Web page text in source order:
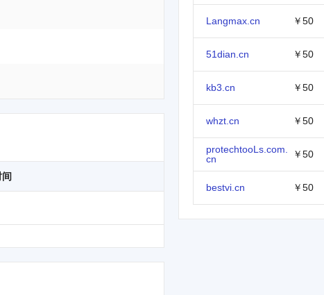
Langmax.cn ￥50
51dian.cn ￥50
kb3.cn ￥50
whzt.cn ￥50
protechtooLs.com.
cn
￥50
bestvi.cn ￥50